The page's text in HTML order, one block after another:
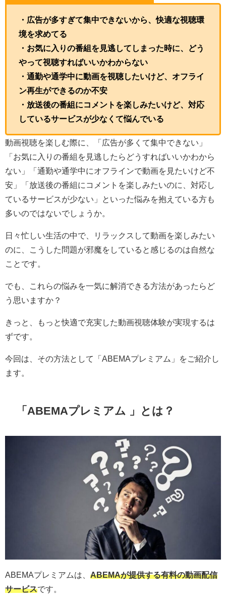
・広告が多すぎて集中できないから、快適な視聴環
境を求めてる
・お気に入りの番組を見逃してしまった時に、どう
やって視聴すればいいかわからない
・通勤や通学中に動画を視聴したいけど、オフライ
ン再生ができるのか不安
・放送後の番組にコメントを楽しみたいけど、対応
しているサービスが少なくて悩んでいる
動画視聴を楽しむ際に、「広告が多くて集中できない」
「お気に入りの番組を見逃したらどうすればいいかわから
ない」「通勤や通学中にオフラインで動画を見たいけど不
安」「放送後の番組にコメントを楽しみたいのに、対応し
ているサービスが少ない」といった悩みを抱えている方も
多いのではないでしょうか。
日々忙しい生活の中で、リラックスして動画を楽しみたい
のに、こうした問題が邪魔をしていると感じるのは自然な
ことです。
でも、これらの悩みを一気に解消できる方法があったらど
う思いますか？
きっと、もっと快適で充実した動画視聴体験が実現するは
ずです。
今回は、その方法として「ABEMAプレミアム」をご紹介し
ます。
「ABEMAプレミアム 」とは？
ABEMAプレミアムは、 ABEMAが提供する有料の動画配信
サービスです。